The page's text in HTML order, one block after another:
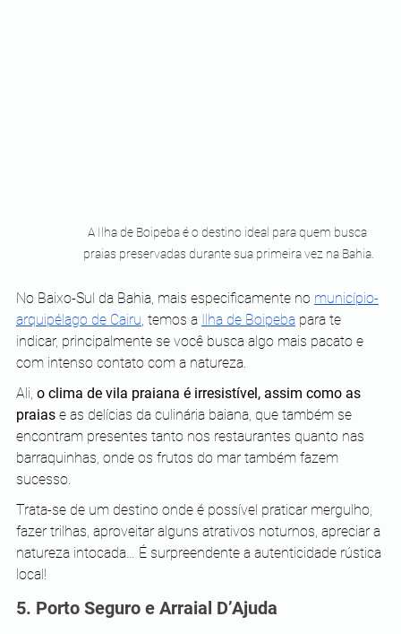
A Ilha de Boipeba é o destino ideal para quem busca
praias preservadas durante sua primeira vez na Bahia.
No Baixo-Sul da Bahia, mais especificamente no município-
arquipélago de Cairu , temos a Ilha de Boipeba para te
indicar, principalmente se você busca algo mais pacato e
com intenso contato com a natureza.
Ali, o clima de vila praiana é irresistível, assim como as
praias e as delícias da culinária baiana, que também se
encontram presentes tanto nos restaurantes quanto nas
barraquinhas, onde os frutos do mar também fazem
sucesso.
Trata-se de um destino onde é possível praticar mergulho,
fazer trilhas, aproveitar alguns atrativos noturnos, apreciar a
natureza intocada… É surpreendente a autenticidade rústica
local!
5. Porto Seguro e Arraial D’Ajuda